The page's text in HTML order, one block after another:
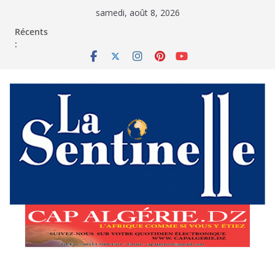
samedi, août 8, 2026
Récents
: